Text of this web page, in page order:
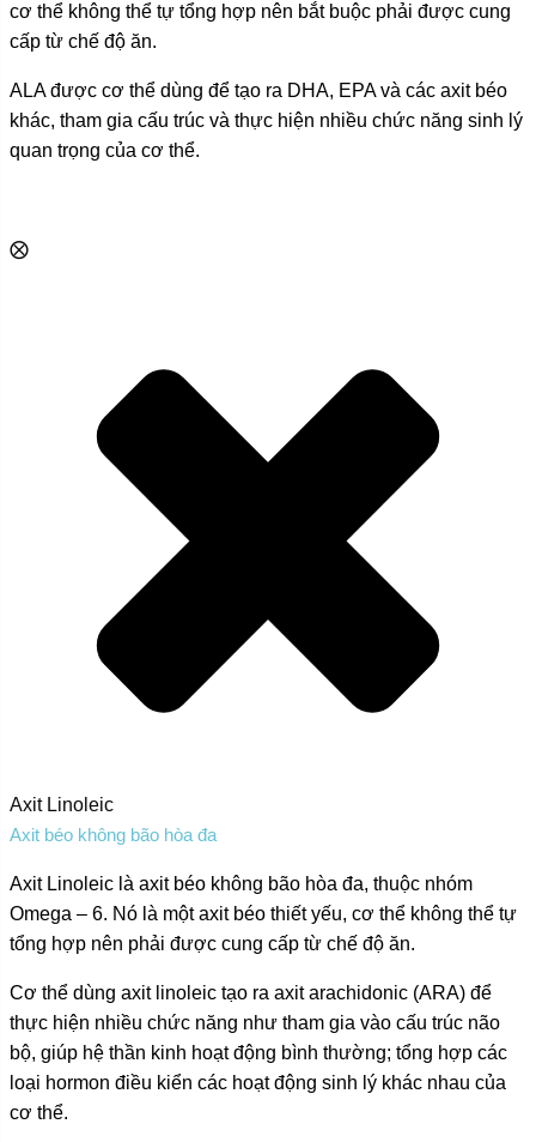
cơ thể không thể tự tổng hợp nên bắt buộc phải được cung
cấp từ chế độ ăn.
ALA được cơ thể dùng để tạo ra DHA, EPA và các axit béo
khác, tham gia cấu trúc và thực hiện nhiều chức năng sinh lý
quan trọng của cơ thể.
⨂
Axit Linoleic
Axit béo không bão hòa đa
Axit Linoleic là axit béo không bão hòa đa, thuộc nhóm
Omega – 6. Nó là một axit béo thiết yếu, cơ thể không thể tự
tổng hợp nên phải được cung cấp từ chế độ ăn.
Cơ thể dùng axit linoleic tạo ra axit arachidonic (ARA) để
thực hiện nhiều chức năng như tham gia vào cấu trúc não
bộ, giúp hệ thần kinh hoạt động bình thường; tổng hợp các
loại hormon điều kiển các hoạt động sinh lý khác nhau của
cơ thể.